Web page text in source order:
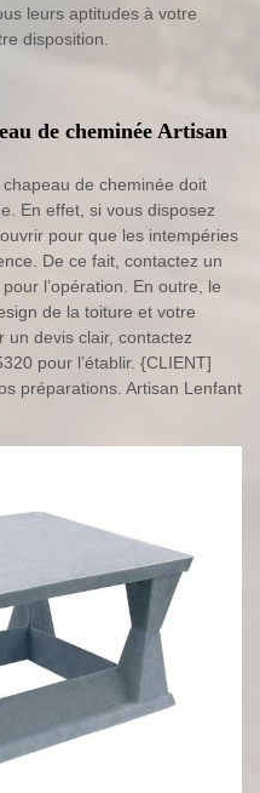
leurs aptitudes à votre
disposition.
de cheminée Artisan
de cheminée doit
En effet, si vous disposez
pour que les intempéries
De ce fait, contactez un
l’opération. En outre, le
de la toiture et votre
un devis clair, contactez
pour l’établir. {CLIENT]
préparations. Artisan Lenfant